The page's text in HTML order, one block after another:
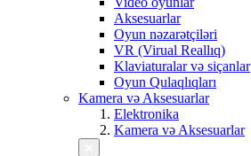
Aksesuarlar
Oyun nəzarətçiləri
VR (Virual Reallıq)
Klaviaturalar və siçanlar
Oyun Qulaqlıqları
Kamera və Aksesuarlar
Elektronika
Kamera və Aksesuarlar